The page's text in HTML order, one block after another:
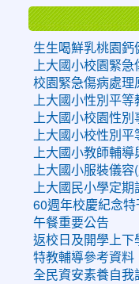
生生喝鮮乳桃園鈣
上大國小校園緊
校園緊急傷病處理
上大國小性別平
上大國小校園性
上大國小校性別
上大國小教師輔
上大國小服裝儀容
上大國民小學定
60週年校慶紀念特
午餐重要公告
返校日及開學上下
特教輔導參考資料
全民資安素養自我